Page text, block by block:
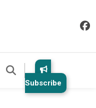
Subscribe